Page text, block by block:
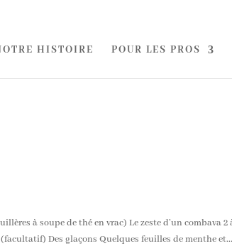
HISTOIRE POUR LES PROS
à soupe de thé en vrac) Le zeste d’un combava 2
Des glaçons Quelques feuilles de menthe et...